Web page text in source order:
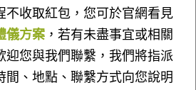
不收取紅包，您可於官網看見
儀方案 ，若有未盡事宜或相關
迎您與我們聯繫，我們將指派
間、地點、聯繫方式向您說明